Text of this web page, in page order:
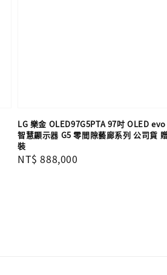
LG 樂金 OLED97G5PTA 97吋 OLED
智慧顯示器 G5 零間隙藝廊系列 公司貨
裝
Regular
NT$ 888,000